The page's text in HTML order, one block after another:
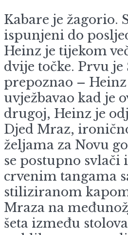
Kabare je žagorio.
ispunjeni do
Heinz je tijekom
dvije točke. Prvu
prepoznao –
uvježbavao kad je
drugoj, Heinz je
Djed Mraz,
željama za Novu
se postupno svlači
crvenim tangama
stiliziranom
Mraza na
šeta između